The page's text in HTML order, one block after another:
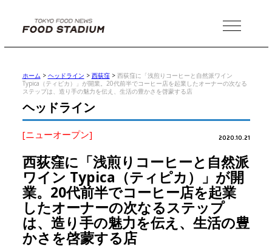
MENU
ホーム > ヘッドライン > 西荻窪> 西荻窪に「浅煎りコーヒーと自然派ワイン
Typica（ティピカ）」が開業。20代前半でコーヒー店を起業したオーナーの次なる
ステップは、造り手の魅力を伝え、生活の豊かさを啓蒙する店
ヘッドライン
[ニューオープン] 2020.10.21
西荻窪に「浅煎りコーヒーと自然派
ワイン Typica（ティピカ）」が開
業。20代前半でコーヒー店を起業
したオーナーの次なるステップ
は、造り手の魅力を伝え、生活の豊
かさを啓蒙する店